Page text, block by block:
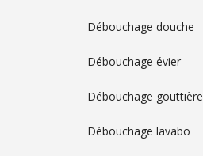
Débouchage douche
Débouchage évier
Débouchage gouttière
Débouchage lavabo